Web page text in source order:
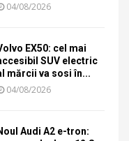
04/08/2026
EX50: cel mai
SUV electric
mărcii va sosi în...
04/08/2026
Audi A2 e-tron: